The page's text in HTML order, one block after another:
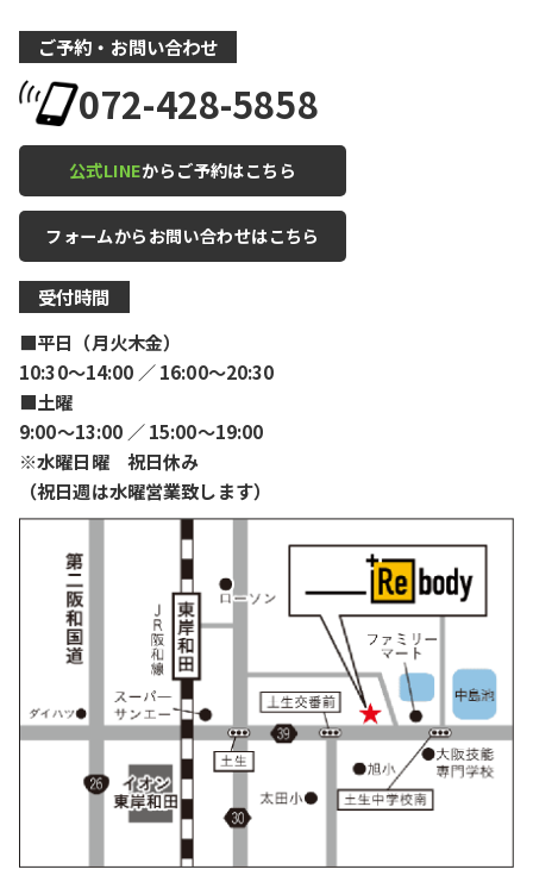
ご予約・お問い合わせ
072-428-5858
公式LINEからご予約はこちら
フォームからお問い合わせはこちら
受付時間
■平日（月火木金）
10:30〜14:00 ／ 16:00〜20:30
■土曜
9:00〜13:00 ／ 15:00〜19:00
※水曜日曜 祝日休み
（祝日週は水曜営業致します）